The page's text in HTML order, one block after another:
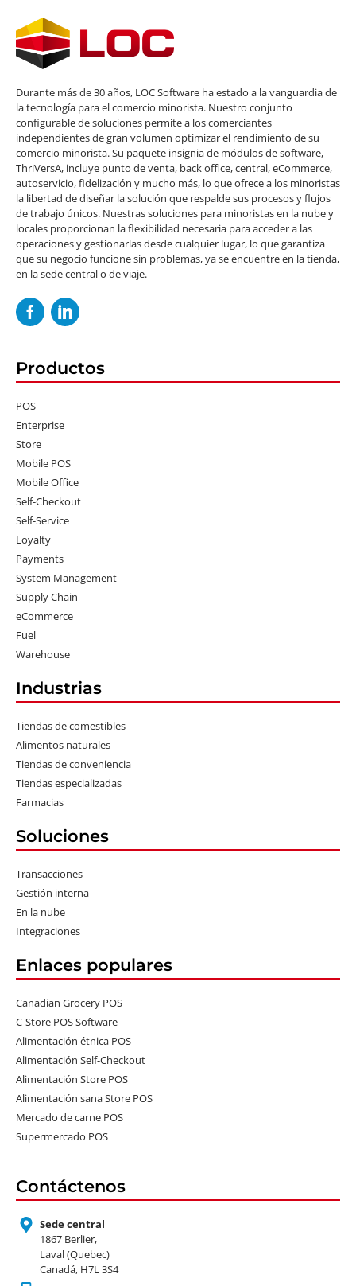
Durante más de 30 años, LOC Software ha estado a la vanguardia de
la tecnología para el comercio minorista. Nuestro conjunto
configurable de soluciones permite a los comerciantes
independientes de gran volumen optimizar el rendimiento de su
comercio minorista. Su paquete insignia de módulos de software,
ThriVersA, incluye punto de venta, back office, central, eCommerce,
autoservicio, fidelización y mucho más, lo que ofrece a los minoristas
la libertad de diseñar la solución que respalde sus procesos y flujos
de trabajo únicos. Nuestras soluciones para minoristas en la nube y
locales proporcionan la flexibilidad necesaria para acceder a las
operaciones y gestionarlas desde cualquier lugar, lo que garantiza
que su negocio funcione sin problemas, ya se encuentre en la tienda,
en la sede central o de viaje.
Productos
POS
Enterprise
Store
Mobile POS
Mobile Office
Self-Checkout
Self-Service
Loyalty
Payments
System Management
Supply Chain
eCommerce
Fuel
Warehouse
Industrias
Tiendas de comestibles
Alimentos naturales
Tiendas de conveniencia
Tiendas especializadas
Farmacias
Soluciones
Transacciones
Gestión interna
En la nube
Integraciones
Enlaces populares
Canadian Grocery POS
C-Store POS Software
Alimentación étnica POS
Alimentación Self-Checkout
Alimentación Store POS
Alimentación sana Store POS
Mercado de carne POS
Supermercado POS
Contáctenos
Sede central
1867 Berlier,
Laval (Quebec)
Canadá, H7L 3S4